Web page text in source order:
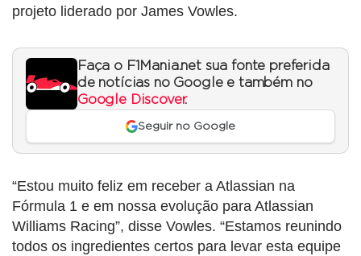
projeto liderado por James Vowles.
Faça o F1Mania.net sua fonte preferida
de notícias no Google e também no
Google Discover.
Seguir no Google
“Estou muito feliz em receber a Atlassian na
Fórmula 1 e em nossa evolução para Atlassian
Williams Racing”, disse Vowles. “Estamos reunindo
todos os ingredientes certos para levar esta equipe